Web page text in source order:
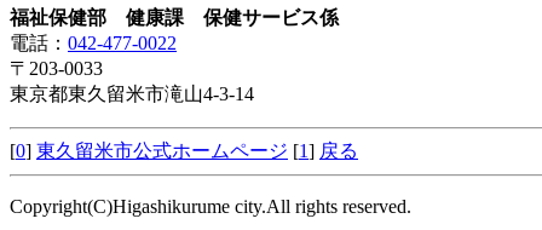
福祉保健部 健康課 保健サービス係
電話： 042-477-0022
〒203-0033
東京都東久留米市滝山4-3-14
[0] 東久留米市公式ホームページ [1] 戻る
Copyright(C)Higashikurume city.All rights reserved.